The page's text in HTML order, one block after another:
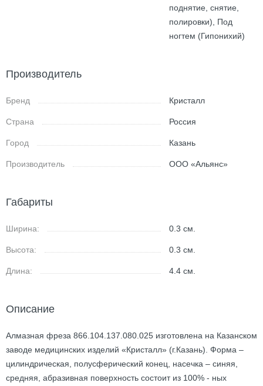
поднятие, снятие,
полировки), Под
ногтем (Гипонихий)
Производитель
Бренд Кристалл
Страна Россия
Город Казань
Производитель ООО «Альянс»
Габариты
Ширина: 0.3см.
Высота: 0.3см.
Длина: 4.4см.
Описание
Алмазная фреза 866.104.137.080.025 изготовлена на Казанском
заводе медицинских изделий «Кристалл» (г.Казань). Форма –
цилиндрическая, полусферический конец, насечка – синяя,
средняя, абразивная поверхность состоит из 100% - ных